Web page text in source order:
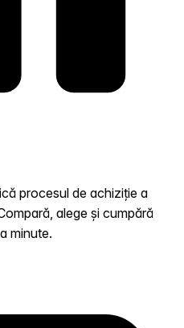
procesul de achiziție a
alege și cumpără
minute.